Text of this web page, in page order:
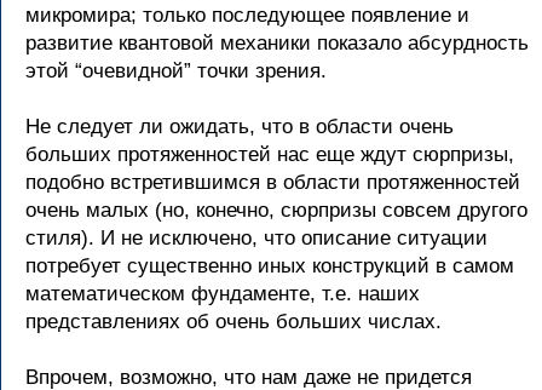
микромира; только последующее появление и
развитие квантовой механики показало абсурдность
этой “очевидной” точки зрения.
Не следует ли ожидать, что в области очень
больших протяженностей нас еще ждут сюрпризы,
подобно встретившимся в области протяженностей
очень малых (но, конечно, сюрпризы совсем другого
стиля). И не исключено, что описание ситуации
потребует существенно иных конструкций в самом
математическом фундаменте, т.е. наших
представлениях об очень больших числах.
Впрочем, возможно, что нам даже не придется